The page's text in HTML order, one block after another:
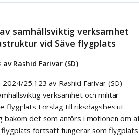
samhällsviktig verksamhet
vid Säve flygplats
Rashid Farivar (SD)
25:123 av Rashid Farivar (SD)
verksamhet och militär
flygplats Förslag till riksdagsbeslut
bakom det som anförs i motionen om
flygplats fortsatt fungerar som flygplats